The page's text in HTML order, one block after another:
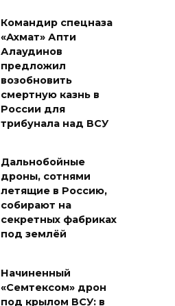
Командир спецназа
«Ахмат» Апти
Алаудинов
предложил
возобновить
смертную казнь в
России для
трибунала над ВСУ
Дальнобойные
дроны, сотнями
летящие в Россию,
собирают на
секретных фабриках
под землёй
Начиненный
«Семтексом» дрон
под крылом ВСУ: в